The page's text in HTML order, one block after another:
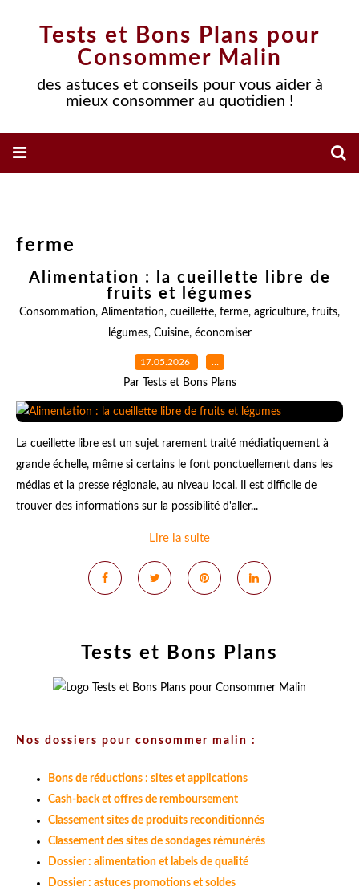
Tests et Bons Plans pour
Consommer Malin
des astuces et conseils pour vous aider à
mieux consommer au quotidien !
ferme
Alimentation : la cueillette libre de
fruits et légumes
Consommation, Alimentation, cueillette, ferme, agriculture, fruits,
légumes, Cuisine, économiser
17.05.2026 …
Par Tests et Bons Plans
La cueillette libre est un sujet rarement traité médiatiquement à
grande échelle, même si certains le font ponctuellement dans les
médias et la presse régionale, au niveau local. Il est difficile de
trouver des informations sur la possibilité d'aller...
Lire la suite
Tests et Bons Plans
Nos dossiers pour consommer malin :
Bons de réductions : sites et applications
Cash-back et offres de remboursement
Classement sites de produits reconditionnés
Classement des sites de sondages rémunérés
Dossier : alimentation et labels de qualité
Dossier : astuces promotions et soldes